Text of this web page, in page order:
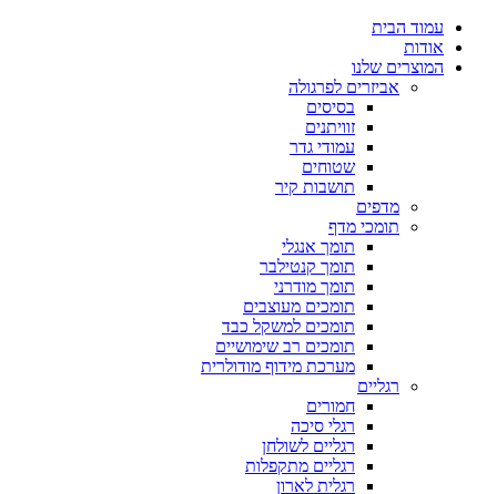
עמוד הבית
אודות
המוצרים שלנו
אביזרים לפרגולה
בסיסים
זוויתנים
עמודי גדר
שטוחים
תושבות קיר
מדפים
תומכי מדף
תומך אנגלי
תומך קנטילבר
תומך מודרני
תומכים מעוצבים
תומכים למשקל כבד
תומכים רב שימושיים
מערכת מידוף מודולרית
רגליים
חמורים
רגלי סיכה
רגליים לשולחן
רגליים מתקפלות
רגלית לארון